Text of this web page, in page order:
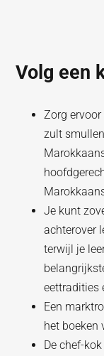
Volg een
Zorg
zult
Je kunt
achterover
terwijl je
eettradities
Een
het boeken
De chef-